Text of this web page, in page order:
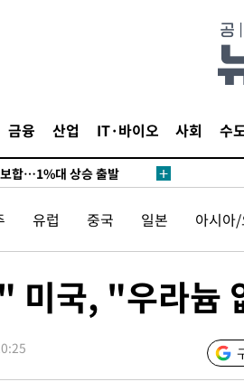
금융 산업 IT·바이오 사회 수
구속 송치
코산 할라피뇨"-- CDC
·서울·경기도 선관위 등 9곳
합…1%대 상승 출발
오른 6365.07 개장
폭발.. 14명 부상, 3명은 중
치로 남부 케슘섬에서 두차
서명
닥 0.06%↓
유럽 중국 일본 아시아
미국, "우라늄